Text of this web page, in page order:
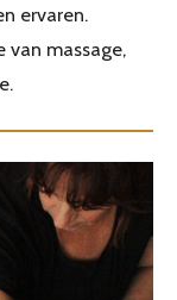
ervaren.
van massage,